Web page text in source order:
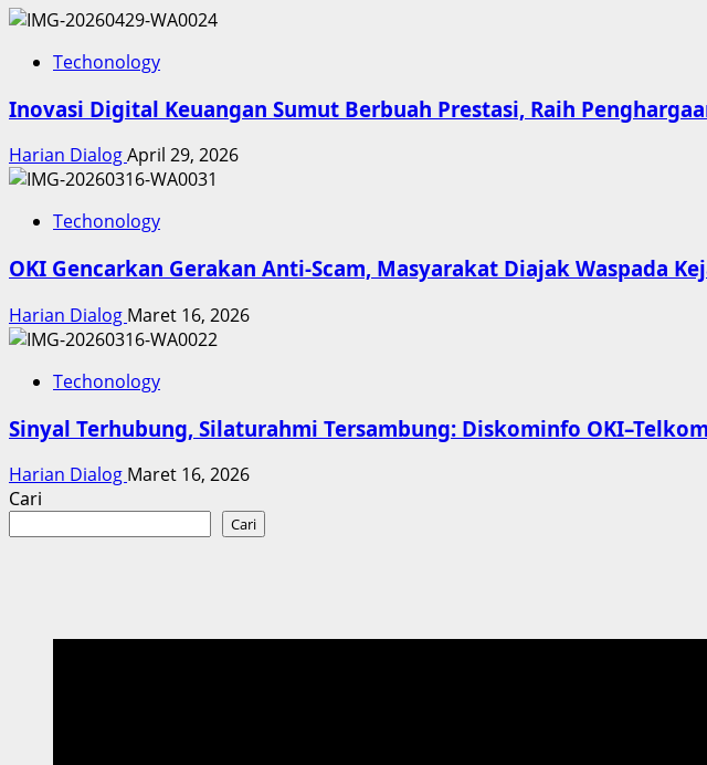
Techonology
Inovasi Digital Keuangan Sumut Berbuah Prestasi, Raih
Harian DialogApril 29, 2026
Techonology
OKI Gencarkan Gerakan Anti-Scam, Masyarakat Diajak Waspada
Harian Dialog Maret 16, 2026
Techonology
Sinyal Terhubung, Silaturahmi Tersambung: Diskominfo
Harian Dialog Maret 16, 2026
Cari
Cari